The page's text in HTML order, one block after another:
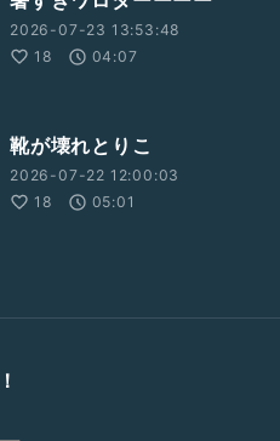
2026-07-23 13:53:48
18
04:07
靴が壊れとりこ
2026-07-22 12:00:03
18
05:01